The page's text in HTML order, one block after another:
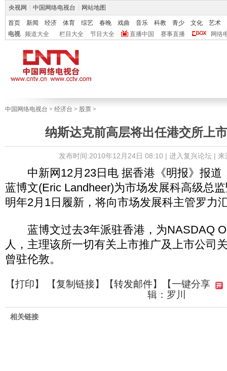
央视网 中国网络电视台 网站地图
首页 新闻 经济 体育 综艺 春晚 戏曲 音乐 科教 青少 文化
艺术
电视
频道大全 栏目大全 节目大全 直播中国 赛事直播 网络
中国网络电视台 > 经济台 > 股票 >
纳斯达克前高层将出任港交所上
发布时间:2010年12月24日 08:10 | 进入复兴论坛| 来
中新网12月23日电 据香港《明报》报道
蓝博文(Eric Landheer)为市场发展科高级总
明年2月1日履新，将向市场发展科主管罗力
蓝博文过去3年派驻香港，为NASDAQ
人，主理该所一切有关上市推广及上市公司
曾驻伦敦。
【打印】 【复制链接】【转发邮件】
【一键分享
辑：罗川
相关链接